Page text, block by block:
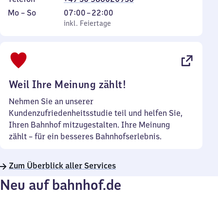
Montag
Mo – So,
inkl. Feiertage
07:00–22:00
Von
7
inkl. Feiertage
Weil Ihre Meinung zählt!
Nehmen Sie an unserer
Kundenzufriedenheitsstudie teil und helfen Sie,
Ihren Bahnhof mitzugestalten. Ihre Meinung
zählt – für ein besseres Bahnhofserlebnis.
Zum Überblick aller Services
Neu auf bahnhof.de